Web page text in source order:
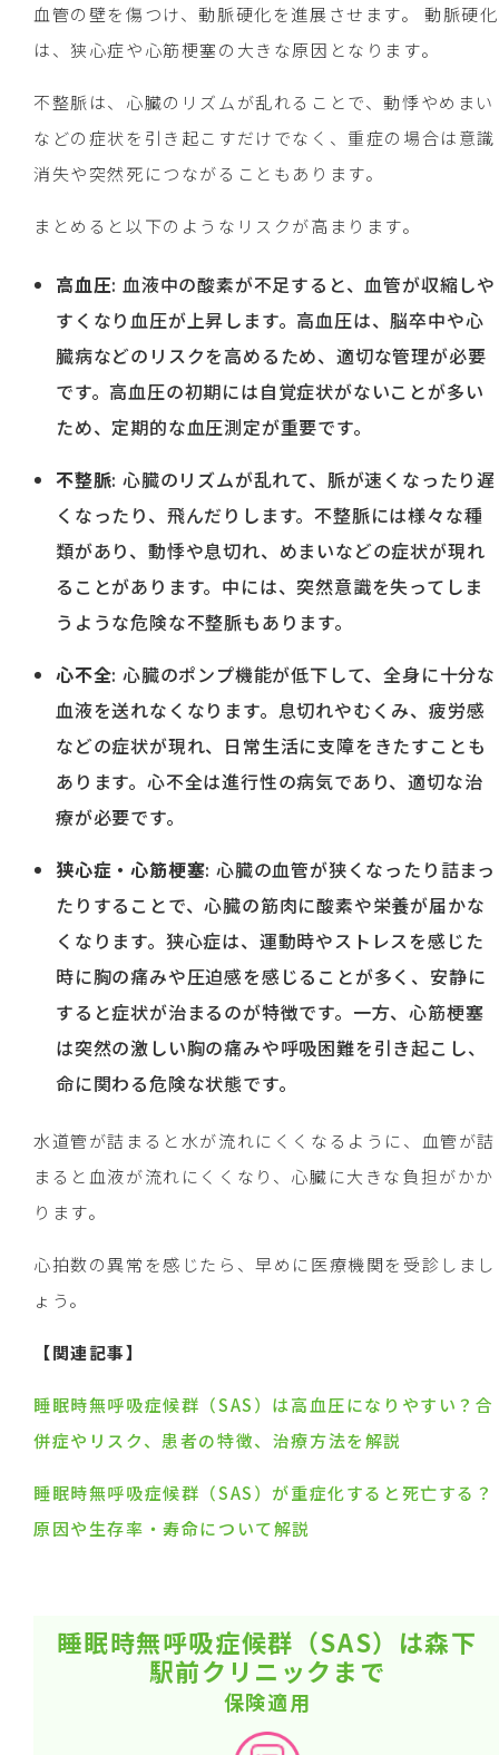
血管の壁を傷つけ、動脈硬化を進展させます。 動脈硬化
は、狭心症や心筋梗塞の大きな原因となります。
不整脈は、心臓のリズムが乱れることで、動悸やめまい
などの症状を引き起こすだけでなく、重症の場合は意識
消失や突然死につながることもあります。
まとめると以下のようなリスクが高まります。
高血圧: 血液中の酸素が不足すると、血管が収縮しや
すくなり血圧が上昇します。高血圧は、脳卒中や心
臓病などのリスクを高めるため、適切な管理が必要
です。高血圧の初期には自覚症状がないことが多い
ため、定期的な血圧測定が重要です。
不整脈: 心臓のリズムが乱れて、脈が速くなったり遅
くなったり、飛んだりします。不整脈には様々な種
類があり、動悸や息切れ、めまいなどの症状が現れ
ることがあります。中には、突然意識を失ってしま
うような危険な不整脈もあります。
心不全: 心臓のポンプ機能が低下して、全身に十分な
血液を送れなくなります。息切れやむくみ、疲労感
などの症状が現れ、日常生活に支障をきたすことも
あります。心不全は進行性の病気であり、適切な治
療が必要です。
狭心症・心筋梗塞: 心臓の血管が狭くなったり詰まっ
たりすることで、心臓の筋肉に酸素や栄養が届かな
くなります。狭心症は、運動時やストレスを感じた
時に胸の痛みや圧迫感を感じることが多く、安静に
すると症状が治まるのが特徴です。一方、心筋梗塞
は突然の激しい胸の痛みや呼吸困難を引き起こし、
命に関わる危険な状態です。
水道管が詰まると水が流れにくくなるように、血管が詰
まると血液が流れにくくなり、心臓に大きな負担がかか
ります。
心拍数の異常を感じたら、早めに医療機関を受診しまし
ょう。
【関連記事】
睡眠時無呼吸症候群（SAS）は高血圧になりやすい？合
併症やリスク、患者の特徴、治療方法を解説
睡眠時無呼吸症候群（SAS）が重症化すると死亡する？
原因や生存率・寿命について解説
睡眠時無呼吸症候群（SAS）は森下
駅前クリニックまで
保険適用